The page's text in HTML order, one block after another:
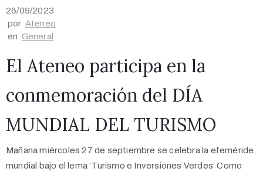
26/09/2023
por Ateneo
en General
El Ateneo participa en la
conmemoración del DÍA
MUNDIAL DEL TURISMO
Mañana miércoles 27 de septiembre se celebra la efeméride
mundial bajo el lema ‘Turismo e Inversiones Verdes’ Como